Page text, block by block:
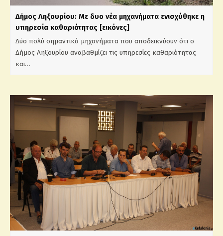
Δήμος Ληξουρίου: Με δυο νέα μηχανήματα ενισχύθηκε η
υπηρεσία καθαριότητας [εικόνες]
Δύο πολύ σημαντικά μηχανήματα που αποδεικνύουν ότι ο
Δήμος Ληξουρίου αναβαθμίζει τις υπηρεσίες καθαριότητας
και…